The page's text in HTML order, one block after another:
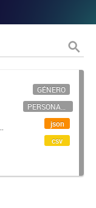
GÉNERO
PERSONAL CIENTÍFICO-TECNOLÓGICO
json
csv